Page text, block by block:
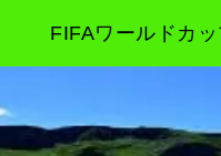
FIFAワールドカ